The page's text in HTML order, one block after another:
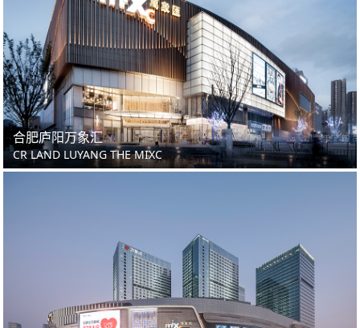
合肥庐阳万象汇
CR LAND LUYANG THE MIXC